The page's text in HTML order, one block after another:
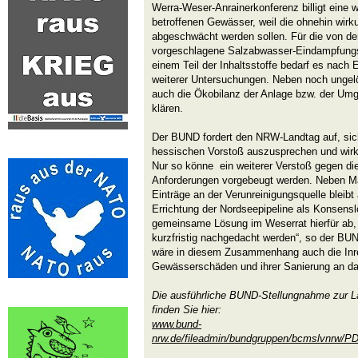
Werra-Weser-Anrainerkonferenz billigt eine
betroffenen Gewässer, weil die ohnehin
abgeschwächt werden sollen. Für die von
vorgeschlagene Salzabwasser-
einem Teil der Inhaltsstoffe bedarf es nach
weiterer Untersuchungen. Neben noch
auch die Ökobilanz der Anlage bzw. der
klären.
Der BUND fordert den NRW-Landtag auf,
hessischen Vorstoß auszusprechen und
Nur so könne ein weiterer Verstoß gegen
Anforderungen vorgebeugt werden. Neben
Einträge an der Verunreinigungsquelle
Errichtung der Nordseepipeline als
gemeinsame Lösung im Weserrat hierfür
kurzfristig nachgedacht werden“, so der
wäre in diesem Zusammenhang auch die
Gewässerschäden und ihrer Sanierung an
Die ausführliche BUND-Stellungnahme zur
finden Sie hier:
www.bund-
nrw.de/fileadmin/bundgruppen/bcmslvnrw/